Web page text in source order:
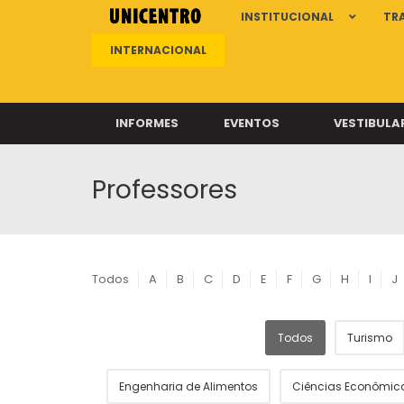
INSTITUCIONAL
INTERNACIONAL
INFORMES EVENTOS
Professores
Todos A B C D E F G H I J
Todos Turismo
Engenharia de Alimentos Ciências